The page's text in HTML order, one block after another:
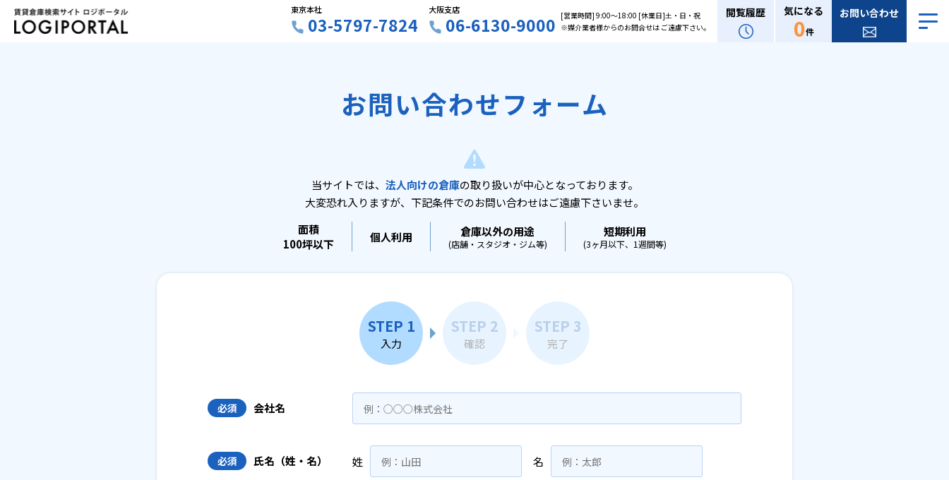
東京本社
03-5797-7824
大阪支店
06-6130-9000 [営業時間] 9:00〜18:00 [休業日]土・日・祝
※媒介業者様からのお問合せは ご遠慮下さい。
閲覧履歴 気になる
0件
お問い合わせ
お問い合わせフォーム
当サイトでは、 法人向けの倉庫の取り扱いが中心となっております。
大変恐れ入りますが、下記条件でのお問い合わせはご遠慮下さいませ。
面積
100坪以下
個人利用 倉庫以外の用途
(店舗・スタジオ・ジム等)
短期利用
(3ヶ月以下、1週間等)
STEP 1
入力
STEP 2
確認
STEP 3
完了
必須 会社名
必須 氏名（姓・名） 姓 名